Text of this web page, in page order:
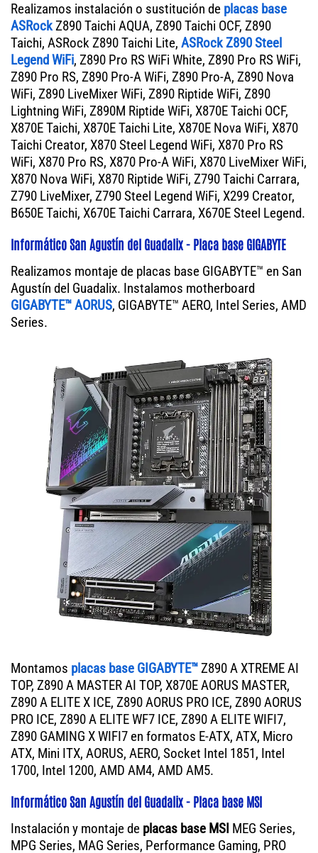
Realizamos instalación o sustitución de placas base
ASRockZ890 Taichi AQUA, Z890 Taichi OCF, Z890
Taichi, ASRock Z890 Taichi Lite, ASRock Z890 Steel
Legend WiFi, Z890 Pro RS WiFi White, Z890 Pro RS WiFi,
Z890 Pro RS, Z890 Pro-A WiFi, Z890 Pro-A, Z890 Nova
WiFi, Z890 LiveMixer WiFi, Z890 Riptide WiFi, Z890
Lightning WiFi, Z890M Riptide WiFi, X870E Taichi OCF,
X870E Taichi, X870E Taichi Lite, X870E Nova WiFi, X870
Taichi Creator, X870 Steel Legend WiFi, X870 Pro RS
WiFi, X870 Pro RS, X870 Pro-A WiFi, X870 LiveMixer WiFi,
X870 Nova WiFi, X870 Riptide WiFi, Z790 Taichi Carrara,
Z790 LiveMixer, Z790 Steel Legend WiFi, X299 Creator,
B650E Taichi, X670E Taichi Carrara, X670E Steel Legend.
Informático San Agustín del Guadalix - Placa base GIGABYTE
Realizamos montaje de placas base GIGABYTE™ en San
Agustín del Guadalix. Instalamos motherboard
GIGABYTE™ AORUS, GIGABYTE™ AERO, Intel Series, AMD
Series.
Montamos placas base GIGABYTE™Z890 A XTREME AI
TOP, Z890 A MASTER AI TOP, X870E AORUS MASTER,
Z890 A ELITE X ICE, Z890 AORUS PRO ICE, Z890 AORUS
PRO ICE, Z890 A ELITE WF7 ICE, Z890 A ELITE WIFI7,
Z890 GAMING X WIFI7 en formatos E-ATX, ATX, Micro
ATX, Mini ITX, AORUS, AERO, Socket Intel 1851, Intel
1700, Intel 1200, AMD AM4, AMD AM5.
Informático San Agustín del Guadalix - Placa base MSI
Instalación y montaje de placas base MSI MEG Series,
MPG Series, MAG Series, Performance Gaming, PRO